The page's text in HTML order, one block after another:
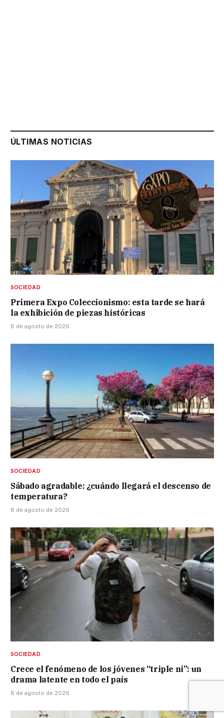
ÚLTIMAS NOTICIAS
SOCIEDAD
Primera Expo Coleccionismo: esta tarde se hará
la exhibición de piezas históricas
8 de agosto de 2026
SOCIEDAD
Sábado agradable: ¿cuándo llegará el descenso de
temperatura?
8 de agosto de 2026
SOCIEDAD
Crece el fenómeno de los jóvenes “triple ni”: un
drama latente en todo el país
8 de agosto de 2026